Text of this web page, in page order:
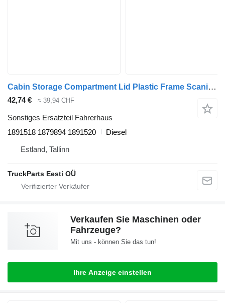
Cabin Storage Compartment Lid Plastic Frame Scania R-series (01.04-) 1891518 für Scania P,G,R,T-series (2004-2017) Sattelzugmaschine
42,74 € ≈ 39,94 CHF
Sonstiges Ersatzteil Fahrerhaus
1891518 1879894 1891520
Diesel
Estland, Tallinn
TruckParts Eesti OÜ
Verkaufen Sie Maschinen oder
Fahrzeuge?
Mit uns - können Sie das tun!
Ihre Anzeige einstellen